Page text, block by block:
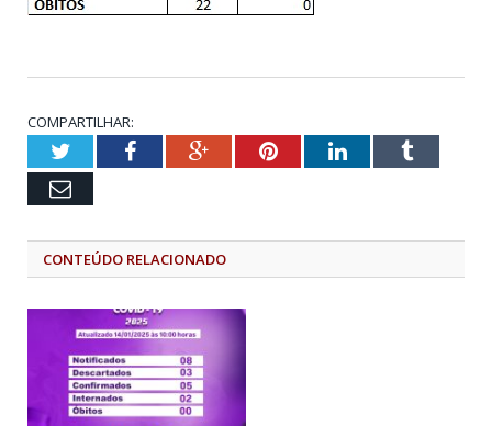
COMPARTILHAR:
TwitterFacebookGoogle+PinterestLinkedInTumblr
Email
CONTEÚDO RELACIONADO